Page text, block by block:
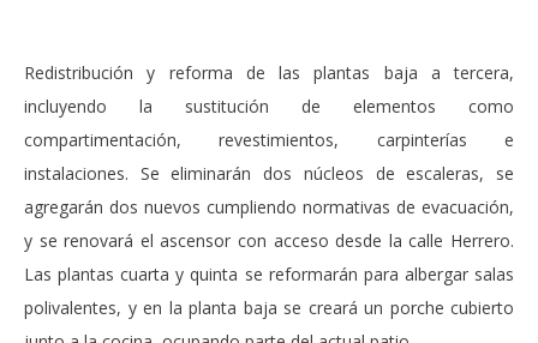
Redistribución y reforma de las plantas baja a tercera,
incluyendo la sustitución de elementos como
compartimentación, revestimientos, carpinterías e
instalaciones. Se eliminarán dos núcleos de escaleras, se
agregarán dos nuevos cumpliendo normativas de evacuación,
y se renovará el ascensor con acceso desde la calle Herrero.
Las plantas cuarta y quinta se reformarán para albergar salas
polivalentes, y en la planta baja se creará un porche cubierto